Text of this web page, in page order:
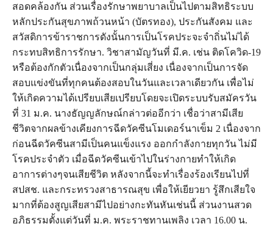
สอดคล้องกัน ส่วนเรื่องรักษาพยาบาลเป็นไปตามสิทธิระบบ
หลักประกันสุขภาพถ้วนหน้า (บัตรทอง), ประกันสังคม และ
สวัสดิการข้าราชการดังนั้นการเป็นโรคประจะจำถิ่นไม่ได้
กระทบสิทธิการรักษา. วิชาสามัญวันที่ มี.ค. เช่น ติดโควิด-19
หรือต้องกักตัวเนื่องจากเป็นกลุ่มเสี่ยง เนื่องจากเป็นการจัด
สอบแข่งขันที่ทุกคนต้องสอบในวันและเวลาเดียวกัน เพื่อไม่
ให้เกิดความได้เปรียบเสียเปรียบโดยจะเปิดระบบรับสมัครวัน
ที่ 31 ม.ค. นางธัญญลักษณ์กล่าวต่ออีกว่า เชื่อว่าสามีเสีย
ชีวิตจากผลข้างเคียงการฉีดวัคซีนโมเดอร์นาเข็ม 2 เนื่องจาก
ก่อนฉีดวัคซีนสามีเป็นคนแข็งแรง ออกกำลังกายทุกวัน ไม่มี
โรคประจำตัว เมื่อฉีดวัคซีนเข้าไปในร่างกายทำให้เกิด
อาการต่างๆจนเสียชีวิต หลังจากนี้จะทำเรื่องร้องเรียนไปที่
สปสช. และกระทรวงสาธารณสุข เพื่อให้เยียวยา รู้สึกเสียใจ
มากที่ต้องสูญเสียสามีไปอย่างกะทันหันเช่นนี้ ส่วนงานสวด
อภิธรรมตั้งแต่วันที่ ม.ค. พระราชทานเพลิง เวลา 16.00 น.